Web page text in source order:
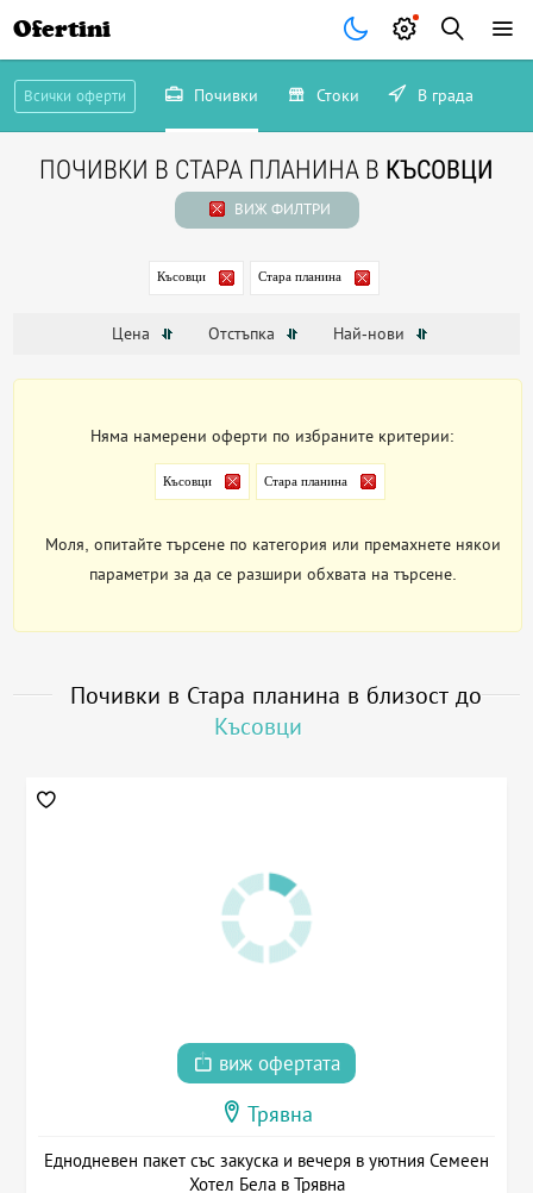
Ofertini
Всички оферти Почивки Стоки В града
ПОЧИВКИ В СТАРА ПЛАНИНА В КЪСОВЦИ
ВИЖ ФИЛТРИ
Късовци Стара планина
Цена Отстъпка Най-нови
Няма намерени оферти по избраните критерии:
Късовци Стара планина
Моля, опитайте търсене по категория или премахнете някои
параметри за да се разшири обхвата на търсене.
Почивки в Стара планина в близост до
Късовци
виж офертата
Трявна
Еднодневен пакет със закуска и вечеря в уютния Семеен
Хотел Бела в Трявна